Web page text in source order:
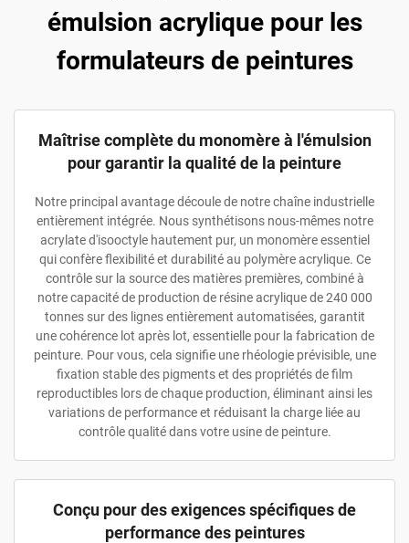
émulsion acrylique pour les
formulateurs de peintures
Maîtrise complète du monomère à l'émulsion
pour garantir la qualité de la peinture
Notre principal avantage découle de notre chaîne industrielle
entièrement intégrée. Nous synthétisons nous-mêmes notre
acrylate d'isooctyle hautement pur, un monomère essentiel
qui confère flexibilité et durabilité au polymère acrylique. Ce
contrôle sur la source des matières premières, combiné à
notre capacité de production de résine acrylique de 240 000
tonnes sur des lignes entièrement automatisées, garantit
une cohérence lot après lot, essentielle pour la fabrication de
peinture. Pour vous, cela signifie une rhéologie prévisible, une
fixation stable des pigments et des propriétés de film
reproductibles lors de chaque production, éliminant ainsi les
variations de performance et réduisant la charge liée au
contrôle qualité dans votre usine de peinture.
Conçu pour des exigences spécifiques de
performance des peintures